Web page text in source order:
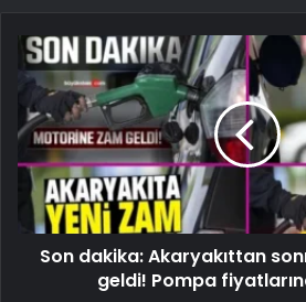
Son dakika: Akaryakıttan
geldi! Pompa